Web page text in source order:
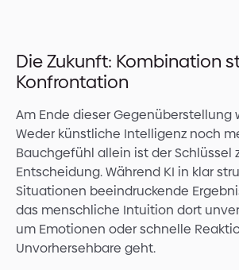
Die Zukunft: Kombination
Konfrontation
Am Ende dieser Gegenüberstellung
Weder künstliche Intelligenz noch
Bauchgefühl allein ist der Schlüssel
Entscheidung. Während KI in klar
Situationen beeindruckende
das menschliche Intuition dort
um Emotionen oder schnelle
Unvorhersehbare geht.